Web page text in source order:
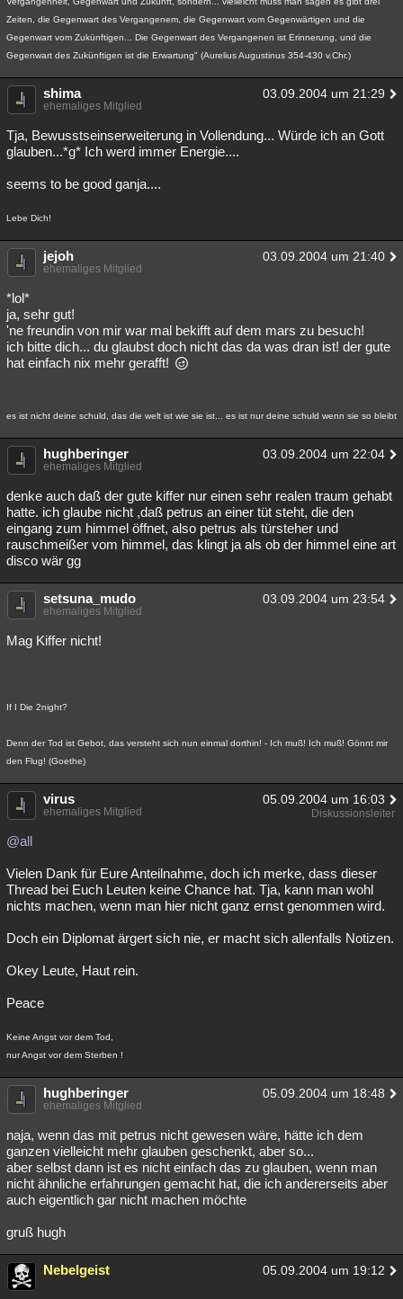
Zeiten, die Gegenwart des Vergangenem, die Gegenwart vom Gegenwärtigen und die
Gegenwart vom Zukünftigen... Die Gegenwart des Vergangenen ist Erinnerung, und die
Gegenwart des Zukünftigen ist die Erwartung" (Aurelius Augustinus 354-430 v.Chr.)
shima 03.09.2004 um 21:29
ehemaliges Mitglied
Tja, Bewusstseinserweiterung in Vollendung... Würde ich an Gott
glauben...*g* Ich werd immer Energie....
seems to be good ganja....
Lebe Dich!
jejoh 03.09.2004 um 21:40
ehemaliges Mitglied
*lol*
ja, sehr gut!
'ne freundin von mir war mal bekifft auf dem mars zu besuch!
ich bitte dich... du glaubst doch nicht das da was dran ist! der gute
hat einfach nix mehr gerafft!
es ist nicht deine schuld, das die welt ist wie sie ist... es ist nur deine schuld wenn sie so bleibt
hughberinger 03.09.2004 um 22:04
ehemaliges Mitglied
denke auch daß der gute kiffer nur einen sehr realen traum gehabt
hatte. ich glaube nicht ,daß petrus an einer tüt steht, die den
eingang zum himmel öffnet, also petrus als türsteher und
rauschmeißer vom himmel, das klingt ja als ob der himmel eine art
disco wär gg
setsuna_mudo 03.09.2004 um 23:54
ehemaliges Mitglied
Mag Kiffer nicht!
If I Die 2night?
Denn der Tod ist Gebot, das versteht sich nun einmal dorthin! - Ich muß! Ich muß! Gönnt mir
den Flug! (Goethe)
virus 05.09.2004 um 16:03
ehemaliges Mitglied Diskussionsleiter
@all
Vielen Dank für Eure Anteilnahme, doch ich merke, dass dieser
Thread bei Euch Leuten keine Chance hat. Tja, kann man wohl
nichts machen, wenn man hier nicht ganz ernst genommen wird.
Doch ein Diplomat ärgert sich nie, er macht sich allenfalls Notizen.
Okey Leute, Haut rein.
Peace
Keine Angst vor dem Tod,
nur Angst vor dem Sterben !
hughberinger 05.09.2004 um 18:48
ehemaliges Mitglied
naja, wenn das mit petrus nicht gewesen wäre, hätte ich dem
ganzen vielleicht mehr glauben geschenkt, aber so...
aber selbst dann ist es nicht einfach das zu glauben, wenn man
nicht ähnliche erfahrungen gemacht hat, die ich andererseits aber
auch eigentlich gar nicht machen möchte
gruß hugh
Nebelgeist 05.09.2004 um 19:12